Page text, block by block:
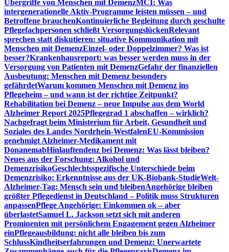
Übergriffe von Menschen mit DemenzMCI: Was
intergenerationelle Aktiv-Programme leisten müssen – und
Betroffene brauchenKontinuierliche Begleitung durch geschulte
Pflegefachpersonen schließt VersorgungslückenRelevant
sprechen statt diskutieren: situative Kommunikation mit
Menschen mit DemenzEinzel- oder Doppelzimmer? Was ist
besser?Krankenhausreport: was besser werden muss in der
Versorgung von Patienten mit DemenzGefahr der finanziellen
Ausbeutung: Menschen mit Demenz besonders
gefährdetWarum kommen Menschen mit Demenz ins
Pflegeheim – und wann ist der richtige Zeitpunkt?
Rehabilitation bei Demenz – neue Impulse aus dem World
Alzheimer Report 2025Pflegegrad 1 abschaffen – wirklich?
Nachgefragt beim Ministerium für Arbeit, Gesundheit und
Soziales des Landes Nordrhein-WestfalenEU-Kommission
genehmigt Alzheimer-Medikament mit
DonanemabHinlauftendenz bei Demenz: Was lässt bleiben?
Neues aus der Forschung: Alkohol und
DemenzrisikoGeschlechtsspezifische Unterschiede beim
Demenzrisiko: Erkenntnisse aus der UK-Biobank-StudieWelt-
Alzheimer-Tag: Mensch sein und bleibenAngehörige bleiben
größter Pflegedienst in Deutschland – Politik muss Strukturen
anpassenPflege Angehörige: Einkommen ok – aber
überlastetSamuel L. Jackson setzt sich mit anderen
Prominenten mit persönlichem Engagement gegen Alzheimer
einPflegeausbildung: nicht alle bleiben bis zum
SchlussKindheitserfahrungen und Demenz: Unerwartete